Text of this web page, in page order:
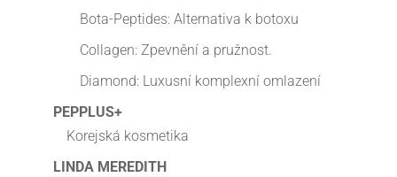
Bota-Peptides: Alternativa k botoxu
Collagen: Zpevnění a pružnost.
Diamond: Luxusní komplexní omlazení
PEPPLUS+
Korejská kosmetika
LINDA MEREDITH